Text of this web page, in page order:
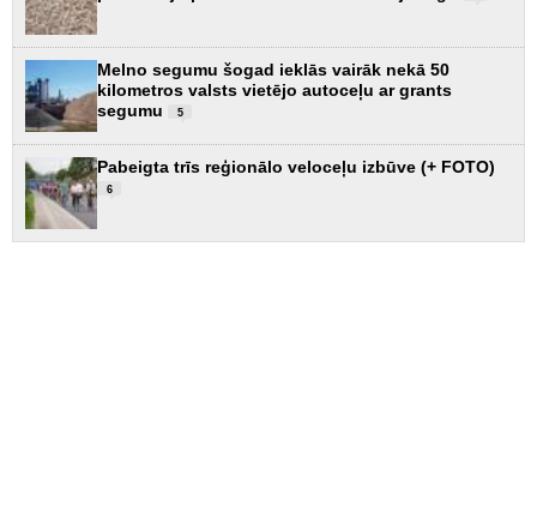
Melno segumu šogad ieklās vairāk nekā 50
kilometros valsts vietējo autoceļu ar grants
segumu
5
Pabeigta trīs reģionālo veloceļu izbūve (+ FOTO)
6